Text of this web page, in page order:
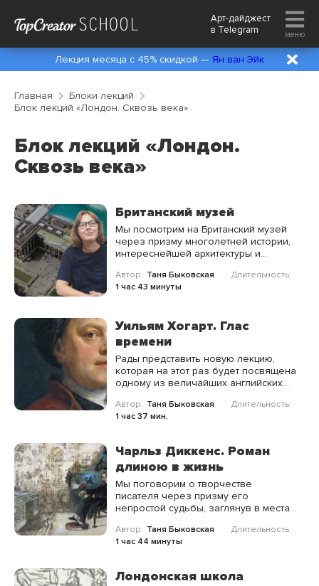
Арт-дайджест
в Telegram меню
Лекция месяца с 45% скидкой — Ян ван Эйк
Главная
Блоки лекций
Блок лекций «Лондон. Сквозь века»
Блок лекций «Лондон.
Сквозь века»
Британский музей
Мы посмотрим на Британский музей
через призму многолетней истории,
интереснейшей архитектуры и
Древнего мира.
Автор: Таня Быковская
Длительность:
1 час 43 минуты
Уильям Хогарт. Глас
времени
Рады представить новую лекцию,
которая на этот раз будет посвящена
одному из величайших английских
Автор: Таня Быковская
Длительность:
1 час 37 мин.
Чарльз Диккенс. Роман
длиною в жизнь
Мы поговорим о творчестве
писателя через призму его
непростой судьбы, заглянув в места,
именем.
Автор: Таня Быковская
Длительность:
1 час 44 минуты
Лондонская школа